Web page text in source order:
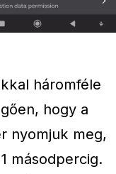
háromféle
hogy a
nyomjuk meg,
másodpercig.